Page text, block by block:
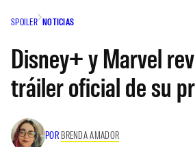
SPOILER NOTICIAS
Disney+ y Marvel
tráiler oficial de su
POR BRENDA AMADOR